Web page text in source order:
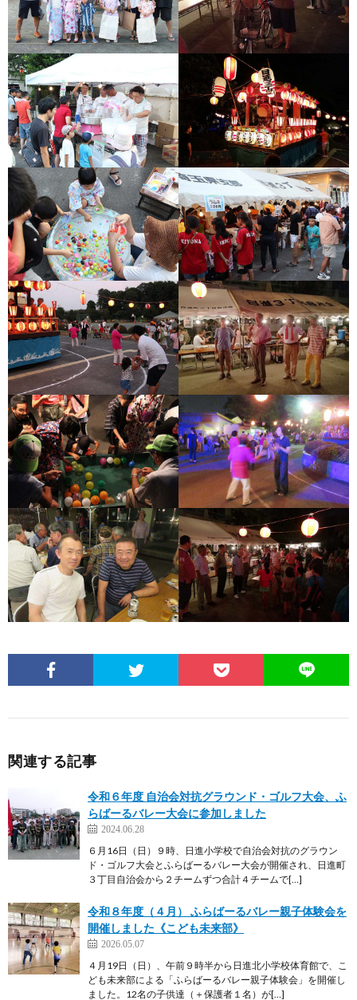
関連する記事
令和６年度 自治会対抗グラウンド・ゴルフ大会、ふ
らばーるバレー大会に参加しました
2024.06.28
６月16日（日）９時、日進小学校で自治会対抗のグラウン
ド・ゴルフ大会とふらばーるバレー大会が開催され、日進町
３丁目自治会から２チームずつ合計４チームで[…]
令和８年度（４月） ふらばーるバレー親子体験会を
開催しました《こども未来部》
2026.05.07
４月19日（日）、午前９時半から日進北小学校体育館で、こ
ども未来部による「ふらばーるバレー親子体験会」を開催し
ました。12名の子供達（＋保護者１名）が[…]